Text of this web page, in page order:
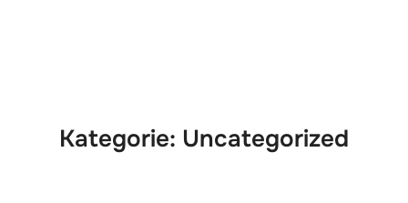
Kategorie: Uncategorized